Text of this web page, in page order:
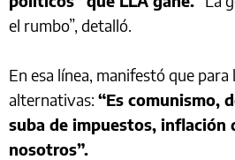
el rumbo”, detalló.
En esa línea, manifestó que para
alternativas: “Es comunismo,
suba de impuestos, inflación
nosotros”.